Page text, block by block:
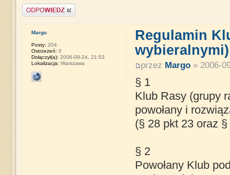
Napisz komentarz
Regulamin
wybieralnymi)
przez Margo» 2006-
§ 1
Klub Rasy (grupy
powołany i
(§ 28 pkt 23 oraz
§ 2
Powołany Klub
Margo
Posty: 204
Ostrzeżeń: 0
Dołączył(a): 2006-09-24, 21:53
Lokalizacja: Warszawa